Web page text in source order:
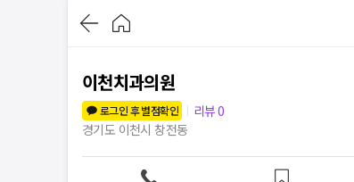
이천치과의원
로그인 후 별점확인
리뷰0
경기도 이천시 창전동